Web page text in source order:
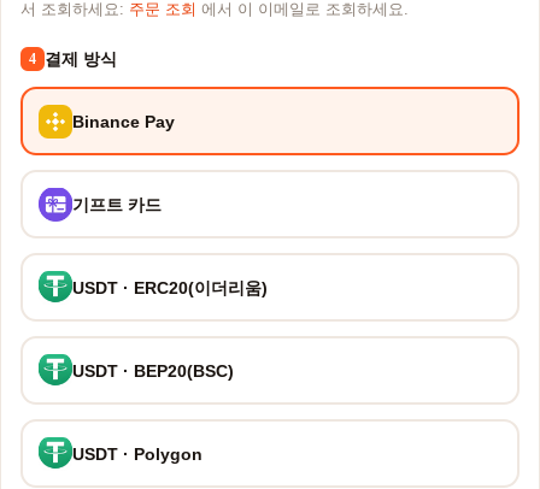
서 조회하세요: 주문 조회 에서 이 이메일로 조회하세요.
4 결제 방식
Binance Pay
기프트 카드
USDT · ERC20(이더리움)
USDT · BEP20(BSC)
USDT · Polygon